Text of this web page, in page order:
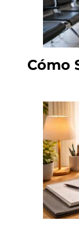
Cómo